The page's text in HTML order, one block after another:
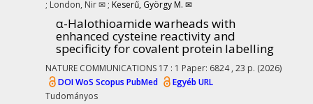
; London, Nir ✉ ; Keserű, György M. ✉
α-Halothioamide warheads with
enhanced cysteine reactivity and
specificity for covalent protein labelling
NATURE COMMUNICATIONS 17 : 1 Paper: 6824 , 23 p. (2026)
DOIWoS Scopus PubMed
Egyéb URL
Tudományos